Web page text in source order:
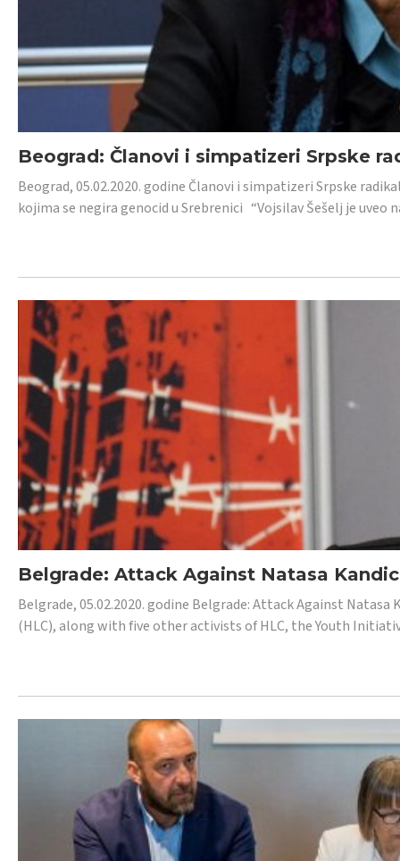
Beograd: Članovi i simpatizeri Srpske
Beograd, 05.02.2020. godine Članovi i simpatizeri Srpske
kojima se negira genocid u Srebrenici “Vojsilav Šešelj je uveo
Belgrade: Attack Against Natasa
Belgrade, 05.02.2020. godine Belgrade: Attack Against
(HLC), along with five other activists of HLC, the Youth